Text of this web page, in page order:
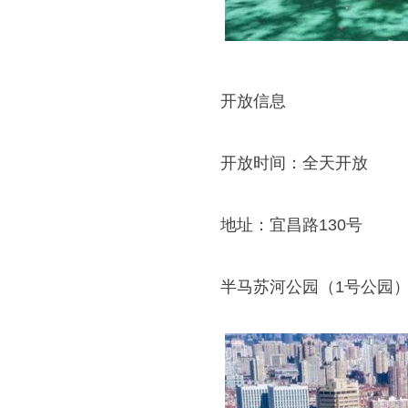
开放信息
开放时间：全天开放
地址：宜昌路130号
半马苏河公园（1号公园